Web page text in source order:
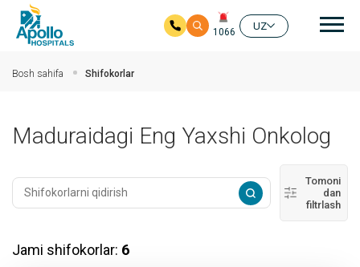
1066
UZ
Bosh sahifa Shifokorlar
Maduraidagi Eng Yaxshi Onkolog
Tomoni
dan
filtrlash
Jami shifokorlar: 6